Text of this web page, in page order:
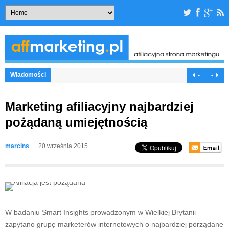
Wiadomości - -
Marketing afiliacyjny najbardziej
pożądaną umiejętnością
marcins 20 września 2015
W badaniu Smart Insights prowadzonym w Wielkiej Brytanii
zapytano grupę marketerów internetowych o najbardziej porządane